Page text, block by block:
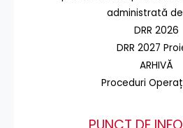
administrată de
DRR 2026
DRR 2027
ARHIVĂ
Proceduri